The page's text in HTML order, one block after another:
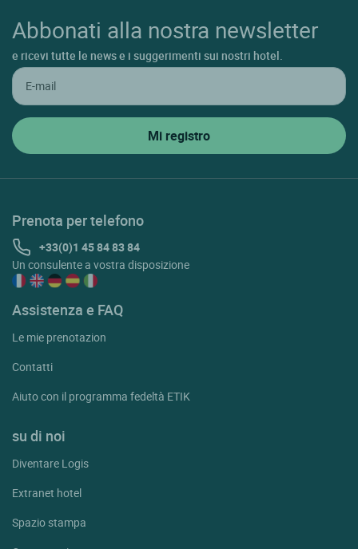
Abbonati alla nostra newsletter
e ricevi tutte le news e i suggerimenti sui nostri hotel.
Prenota per telefono
+33(0)1 45 84 83 84
Un consulente a vostra disposizione
Assistenza e FAQ
Le mie prenotazion
Contatti
Aiuto con il programma fedeltà ETIK
su di noi
Diventare Logis
Extranet hotel
Spazio stampa